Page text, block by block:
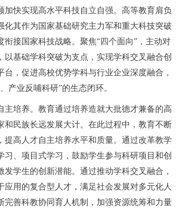
加快实现高水平科技自立自强。高等教育肩负
化其作为国家基础研究主力军和重大科技突破
衔接国家科技战略。聚焦“四个面向”，主动对
以基础学科突破为支点，实现学科交叉融合创
台，促进高校优势学科与行业企业深度融合，
产业反哺科研”的生态闭环。
培养。教育通过培养造就大批德才兼备的高
和民族长远发展大计。在此过程中，教育不断
提高人才自主培养水平和质量。通过改革教学
习、项目式学习，鼓励学生参与科研项目和创
发学生的创新潜能。通过推动学科交叉融合，
应用的复合型人才，满足社会发展对多元化人
完善科教协同育人机制，加强资源统筹和力量